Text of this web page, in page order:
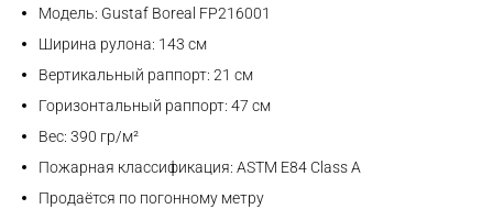
Модель: Gustaf Boreal FP216001
Ширина рулона: 143 см
Вертикальный раппорт: 21 см
Горизонтальный раппорт: 47 см
Вес: 390 гр/м²
Пожарная классификация: ASTM E84 Class A
Продаётся по погонному метру